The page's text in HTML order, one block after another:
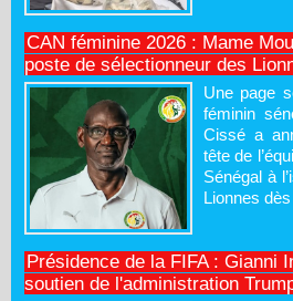
CAN féminine 2026 : Mame
poste de sélectionneur des
Une page
féminin
Cissé a
tête de
Sénégal à
Lionnes
Présidence de la FIFA : Gianni
soutien de l'administration